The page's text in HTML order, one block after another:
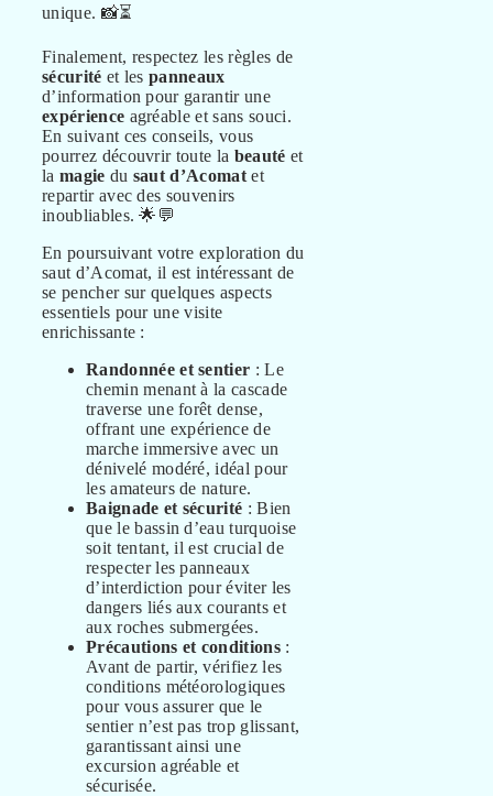
unique. 📸⏳
Finalement, respectez les règles de
sécurité et lespanneaux
d’information pour garantir une
expérience agréable et sans souci.
En suivant ces conseils, vous
pourrez découvrir toute la beauté et
la magie du saut d’Acomat et
repartir avec des souvenirs
inoubliables. 🌟💬
En poursuivant votre exploration du
saut d’Acomat, il est intéressant de
se pencher sur quelques aspects
essentiels pour une visite
enrichissante :
Randonnée et sentier : Le
chemin menant à la cascade
traverse une forêt dense,
offrant une expérience de
marche immersive avec un
dénivelé modéré, idéal pour
les amateurs de nature.
Baignade et sécurité : Bien
que le bassin d’eau turquoise
soit tentant, il est crucial de
respecter les panneaux
d’interdiction pour éviter les
dangers liés aux courants et
aux roches submergées.
Précautions et conditions :
Avant de partir, vérifiez les
conditions météorologiques
pour vous assurer que le
sentier n’est pas trop glissant,
garantissant ainsi une
excursion agréable et
sécurisée.